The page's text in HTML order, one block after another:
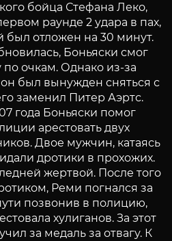
бойца Стефана Леко,
раунде 2 удара в пах,
был отложен на 30 минут.
Боньяски смог
очкам. Однако из-за
был вынужден сняться с
заменил Питер Аэртс.
года Боньяски помог
арестовать двух
Двое мужчин, катаясь
дротики в прохожих.
жертвой. После того
Реми погнался за
позвонив в полицию,
хулиганов. За этот
за медаль за отвагу. К